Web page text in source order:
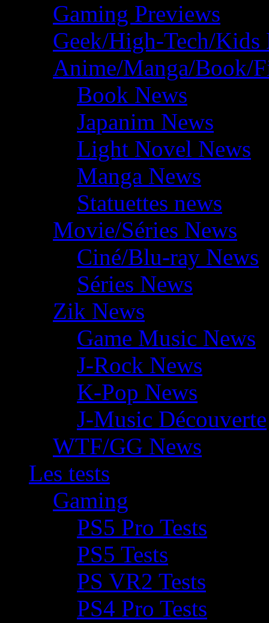
Gaming Previews
Geek/High-Tech/Kids
Anime/Manga/Book/
Book News
Japanim News
Light Novel News
Manga News
Statuettes news
Movie/Séries News
Ciné/Blu-ray News
Séries News
Zik News
Game Music News
J-Rock News
K-Pop News
J-Music Découverte
WTF/GG News
Les tests
Gaming
PS5 Pro Tests
PS5 Tests
PS VR2 Tests
PS4 Pro Tests